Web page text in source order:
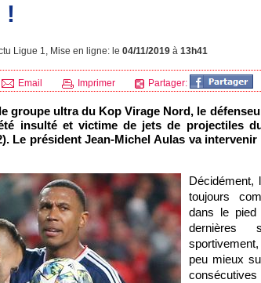
!
Ligue 1, Mise en ligne: le 04/11/2019 à 13h41
Email Imprimer Partager:
groupe ultra du Kop Virage Nord, le
insulté et victime de jets de projectiles
Le président Jean-Michel Aulas va
Décidément,
toujours
dans le pied
dernières
peu mieux